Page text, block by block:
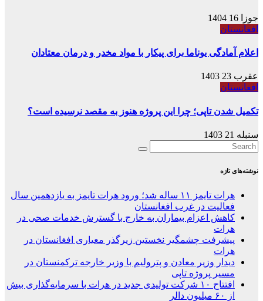
جوزا 16 1404
افغانستان
اعلام آمادگی یوناما برای پیکار با مواد مخدر و درمان معتادان
عقرب 23 1403
افغانستان
تکمیل شدن تاپی؛ چرا این پروژه هنوز به مقصد نرسیده است؟
سنبله 21 1403
نوشته‌های تازه
هرات تایمز ۱۱ ساله شد؛ ورود هرات تایمز به یازدهمین سال
فعالیت در غرب افغانستان
کاهش اعزام بیماران به خارج با گسترش خدمات صحی در
هرات
پیشرفت چشمگیر نخستین زیرگذر معیاری افغانستان در
هرات
دیدار وزیر معادن و پترولیم با وزیر خارجه ترکمنستان در
مسیر پروژه تاپی
افتتاح ۱۰ شرکت تولیدی جدید در هرات با سرمایه‌گذاری بیش
از ۶۰ میلیون دالر